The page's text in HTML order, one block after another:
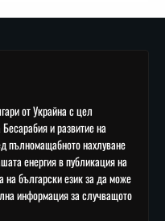
от Украйна с цел
и развитие на
пълномащабното нахлуване
енергия в публикация на
на български език за да може
информация за случващото